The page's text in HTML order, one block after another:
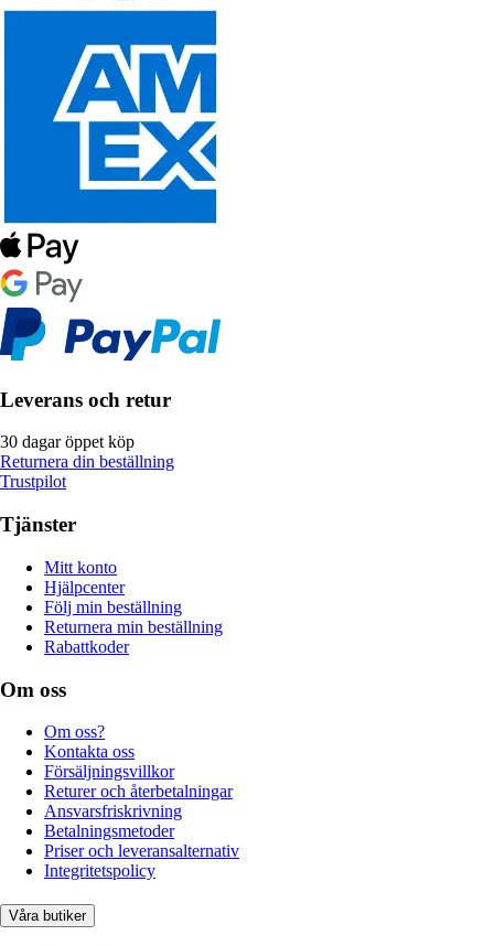
Leverans och retur
30 dagar öppet köp
Returnera din beställning
Trustpilot
Tjänster
Mitt konto
Hjälpcenter
Följ min beställning
Returnera min beställning
Rabattkoder
Om oss
Om oss?
Kontakta oss
Försäljningsvillkor
Returer och återbetalningar
Ansvarsfriskrivning
Betalningsmetoder
Priser och leveransalternativ
Integritetspolicy
Våra butiker